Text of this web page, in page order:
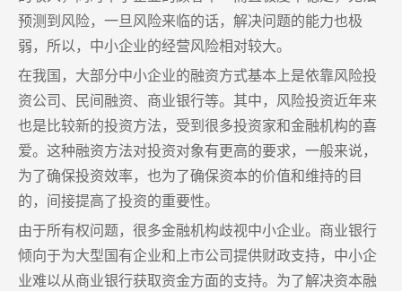
预测到风险，一旦风险来临的话，解决问题的能力也极
弱，所以，中小企业的经营风险相对较大。
在我国，大部分中小企业的融资方式基本上是依靠风险投
资公司、民间融资、商业银行等。其中，风险投资近年来
也是比较新的投资方法，受到很多投资家和金融机构的喜
爱。这种融资方法对投资对象有更高的要求，一般来说，
为了确保投资效率，也为了确保资本的价值和维持的目
的，间接提高了投资的重要性。
由于所有权问题，很多金融机构歧视中小企业。商业银行
倾向于为大型国有企业和上市公司提供财政支持，中小企
业难以从商业银行获取资金方面的支持。为了解决资本融